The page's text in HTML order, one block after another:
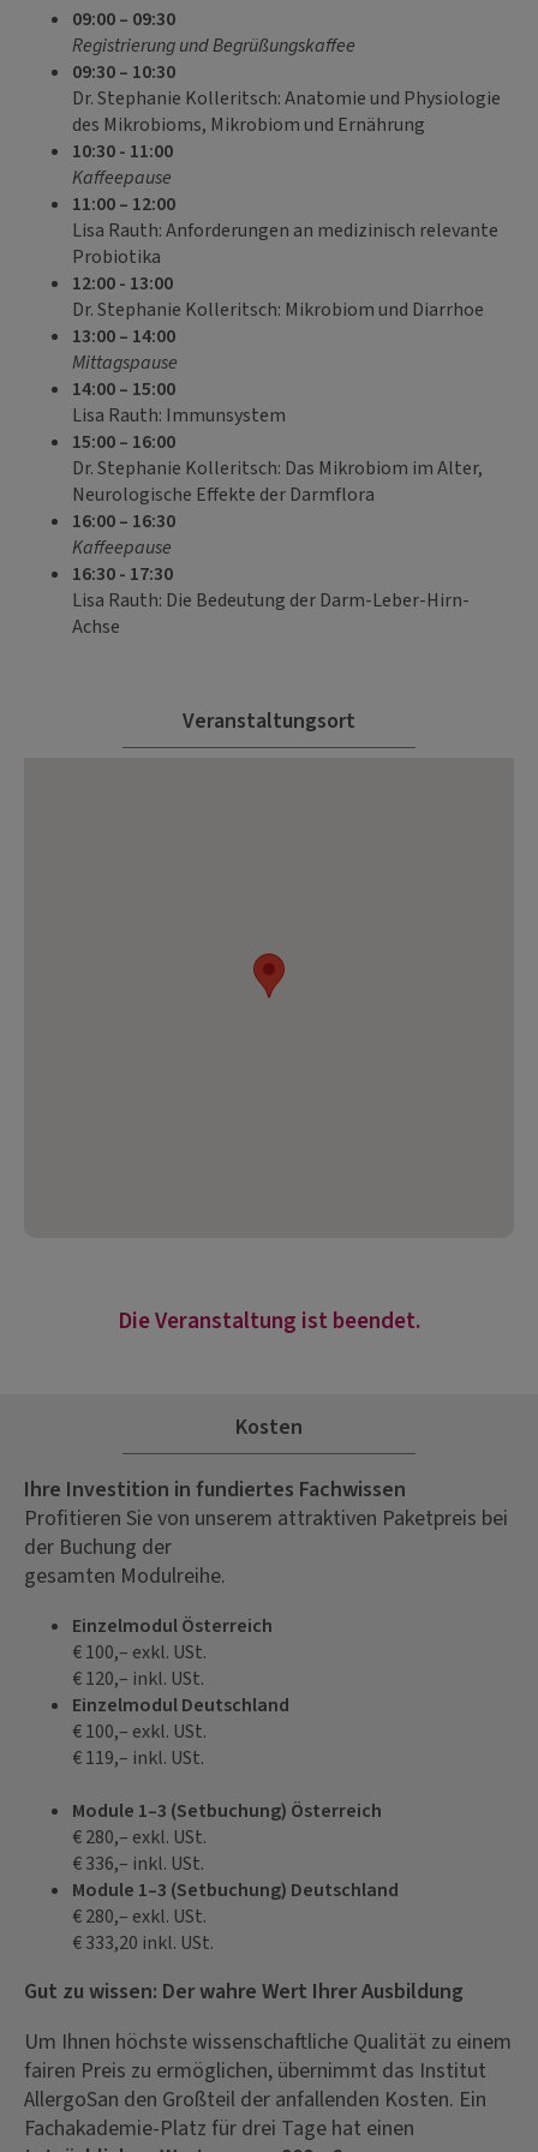
09:00 – 09:30
Registrierung und Begrüßungskaffee
09:30 – 10:30
Dr. Stephanie Kolleritsch: Anatomie und Physiologie
des Mikrobioms, Mikrobiom und Ernährung
10:30 - 11:00
Kaffeepause
11:00 – 12:00
Lisa Rauth: Anforderungen an medizinisch relevante
Probiotika
12:00 - 13:00
Dr. Stephanie Kolleritsch: Mikrobiom und Diarrhoe
13:00 – 14:00
Mittagspause
14:00 – 15:00
Lisa Rauth: Immunsystem
15:00 – 16:00
Dr. Stephanie Kolleritsch: Das Mikrobiom im Alter,
Neurologische Effekte der Darmflora
16:00 – 16:30
Kaffeepause
16:30 - 17:30
Lisa Rauth: Die Bedeutung der Darm-Leber-Hirn-
Achse
Veranstaltungsort
Die Veranstaltung ist beendet.
Kosten
Ihre Investition in fundiertes Fachwissen
Profitieren Sie von unserem attraktiven Paketpreis bei
der Buchung der
gesamten Modulreihe.
Einzelmodul Österreich
€ 100,– exkl. USt.
€ 120,– inkl. USt.
Einzelmodul Deutschland
€ 100,– exkl. USt.
€ 119,– inkl. USt.
Module 1–3 (Setbuchung) Österreich
€ 280,– exkl. USt.
€ 336,– inkl. USt.
Module 1–3 (Setbuchung) Deutschland
€ 280,– exkl. USt.
€ 333,20 inkl. USt.
Gut zu wissen: Der wahre Wert Ihrer Ausbildung
Um Ihnen höchste wissenschaftliche Qualität zu einem
fairen Preis zu ermöglichen, übernimmt das Institut
AllergoSan den Großteil der anfallenden Kosten. Ein
Fachakademie-Platz für drei Tage hat einen